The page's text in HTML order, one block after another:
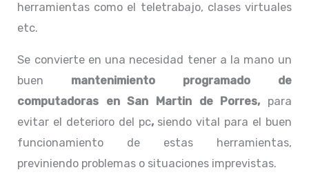
herramientas como el teletrabajo, clases virtuales
etc.
Se convierte en una necesidad tener a la mano un
buen mantenimiento programado de
computadoras en San Martin de Porres, para
evitar el deterioro del pc, siendo vital para el buen
funcionamiento de estas herramientas,
previniendo problemas o situaciones imprevistas.